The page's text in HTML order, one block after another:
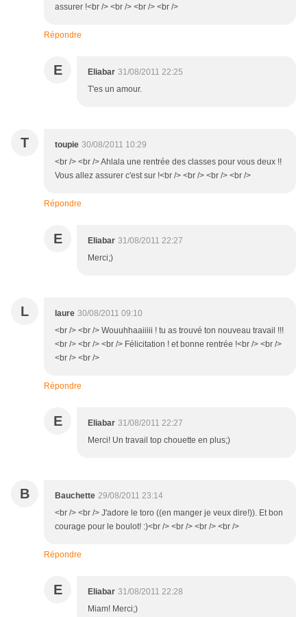
assurer !<br /> <br /> <br /> <br />
Répondre
E Eliabar 31/08/2011 22:25
T'es un amour.
T toupie 30/08/2011 10:29
<br /> <br /> Ahlala une rentrée des classes pour vous deux !!
Vous allez assurer c'est sur !<br /> <br /> <br /> <br />
Répondre
E Eliabar 31/08/2011 22:27
Merci;)
L laure 30/08/2011 09:10
<br /> <br /> Wouuhhaaiiiii ! tu as trouvé ton nouveau travail !!!
<br /> <br /> <br /> Félicitation ! et bonne rentrée !<br /> <br />
<br /> <br />
Répondre
E Eliabar 31/08/2011 22:27
Merci! Un travail top chouette en plus;)
B Bauchette 29/08/2011 23:14
<br /> <br /> J'adore le toro ((en manger je veux dire!)). Et bon
courage pour le boulot! :)<br /> <br /> <br /> <br />
Répondre
E Eliabar 31/08/2011 22:28
Miam! Merci;)